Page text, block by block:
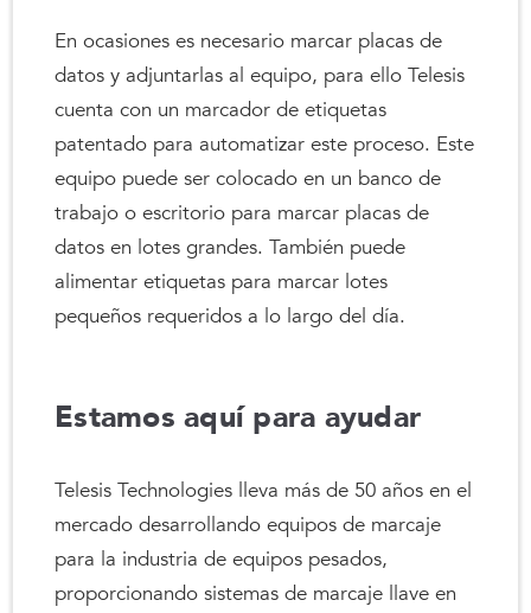
En ocasiones es necesario marcar placas de
datos y adjuntarlas al equipo, para ello Telesis
cuenta con un marcador de etiquetas
patentado para automatizar este proceso. Este
equipo puede ser colocado en un banco de
trabajo o escritorio para marcar placas de
datos en lotes grandes. También puede
alimentar etiquetas para marcar lotes
pequeños requeridos a lo largo del día.
Estamos aquí para ayudar
Telesis Technologies lleva más de 50 años en el
mercado desarrollando equipos de marcaje
para la industria de equipos pesados,
proporcionando sistemas de marcaje llave en